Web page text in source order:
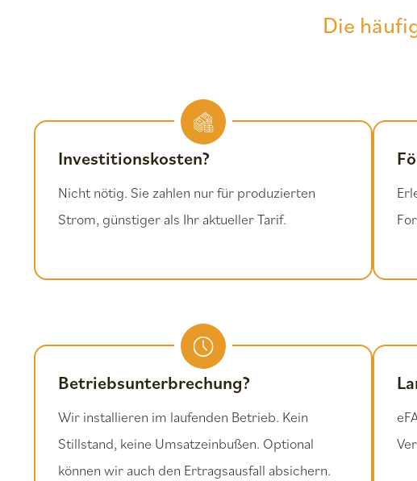
Die
Investitionskosten?
Nicht nötig. Sie zahlen nur für produzierten
Strom, günstiger als Ihr aktueller Tarif.
Betriebsunterbrechung?
Wir installieren im laufenden Betrieb. Kein
Stillstand, keine Umsatzeinbußen. Optional
können wir auch den Ertragsausfall absichern.